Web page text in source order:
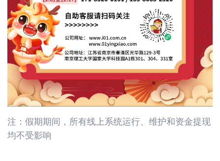
注：假期期间，所有线上系统运行、维护和资金提现
均不受影响